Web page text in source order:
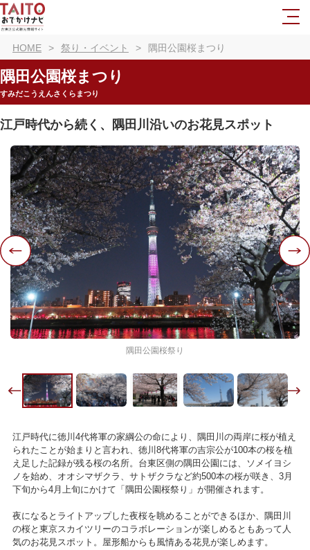
HOME 祭り・イベント 隅田公園桜まつり
隅田公園桜まつり
すみだこうえんさくらまつり
江戸時代から続く、隅田川沿いのお花見スポット
隅田公園桜祭り
江戸時代に徳川4代将軍の家綱公の命により、隅田川の両岸に桜が植え
られたことが始まりと言われ、徳川8代将軍の吉宗公が100本の桜を植
え足した記録が残る桜の名所。台東区側の隅田公園には、ソメイヨシ
ノを始め、オオシマザクラ、サトザクラなど約500本の桜が咲き、3月
下旬から4月上旬にかけて「隅田公園桜祭り」が開催されます。
夜になるとライトアップした夜桜を眺めることができるほか、隅田川
の桜と東京スカイツリーのコラボレーションが楽しめるともあって人
気のお花見スポット。屋形船からも風情ある花見が楽しめます。